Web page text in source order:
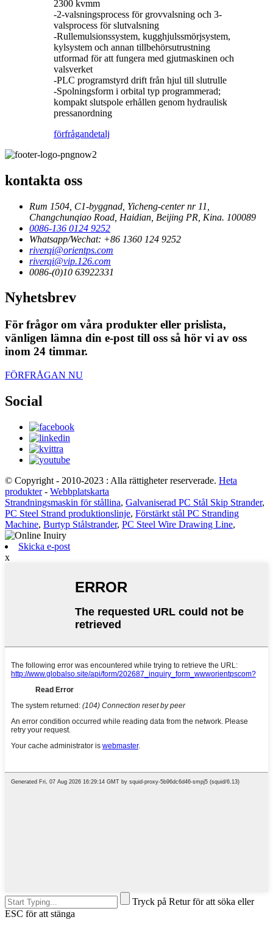
2300 kvmm
-2-valsningsprocess för grovvalsning och 3-
valsprocess för slutvalsning
-Rullemulsionssystem, kugghjulssmörjsystem,
kylsystem och annan tillbehörsutrustning
utformad för att fungera med gjutmaskinen och
valsverket
-PLC programstyrd drift från hjul till slutrulle
-Spolningsform i orbital typ programmerad;
kompakt slutspole erhållen genom hydraulisk
pressanordning
förfrågandetalj
kontakta oss
Rum 1504, C1-byggnad, Yicheng-center nr 11,
Changchunqiao Road, Haidian, Beijing PR, Kina. 100089
0086-136 0124 9252
Whatsapp/Wechat: +86 1360 124 9252
riverqi@orientps.com
riverqi@vip.126.com
0086-(0)10 63922331
Nyhetsbrev
För frågor om våra produkter eller prislista,
vänligen lämna din e-post till oss så hör vi av oss
inom 24 timmar.
FÖRFRÅGAN NU
Social
© Copyright - 2010-2023 : Alla rättigheter reserverade. Heta
produkter- Webbplatskarta
Strandningsmaskin för stållina, Galvaniserad PC Stål Skip Strander,
PC Steel Strand produktionslinje, Förstärkt stål PC Stranding
Machine, Burtyp Stålstrander, PC Steel Wire Drawing Line,
Skicka e-post
x
Tryck på Retur för att söka eller
ESC för att stänga